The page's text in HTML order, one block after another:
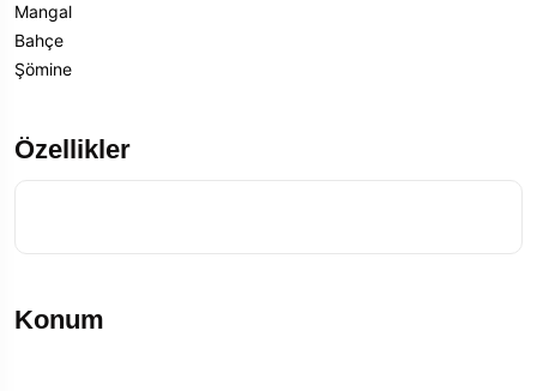
Mangal
Bahçe
Şömine
Özellikler
Konum